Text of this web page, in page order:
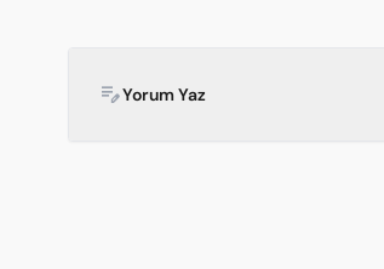
edit_noteYorum Yaz